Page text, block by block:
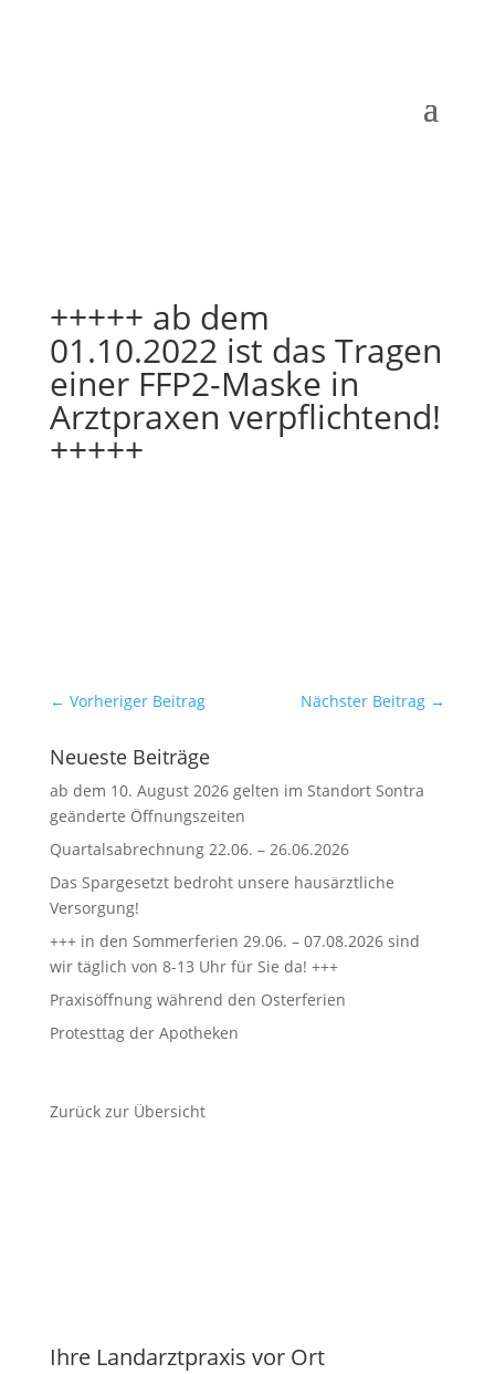
+++++ ab dem
01.10.2022 ist das Tragen
einer FFP2-Maske in
Arztpraxen verpflichtend!
+++++
← Vorheriger Beitrag Nächster Beitrag →
Neueste Beiträge
ab dem 10. August 2026 gelten im Standort Sontra
geänderte Öffnungszeiten
Quartalsabrechnung 22.06. – 26.06.2026
Das Spargesetzt bedroht unsere hausärztliche
Versorgung!
+++ in den Sommerferien 29.06. – 07.08.2026 sind
wir täglich von 8-13 Uhr für Sie da! +++
Praxisöffnung während den Osterferien
Protesttag der Apotheken
Zurück zur Übersicht
Ihre Landarztpraxis vor Ort